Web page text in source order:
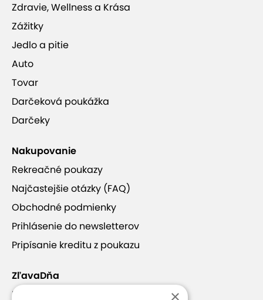
Penzión Goral má pre vás ešte aj túto
ponuku
od 74,90 €
Penzión Goral
sauna wifi pripojenie
úschovňa lyží
v blízkosti svahu bezplatné parkovanie
Zdravie, Wellness a Krása
Zážitky
Jedlo a pitie
Auto
Tovar
Darčeková poukážka
Darčeky
Nakupovanie
Rekreačné poukazy
Najčastejšie otázky (FAQ)
Obchodné podmienky
Prihlásenie do newsletterov
Pripísanie kreditu z poukazu
ZľavaDňa
Náš príbeh